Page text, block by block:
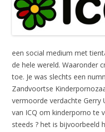
een social medium met
de hele wereld. Waaronder
toe. Je was slechts een
Zandvoortse
vermoorde verdachte Gerry
van ICQ om kinderporno te
steeds ? het is bijvoorbeeld